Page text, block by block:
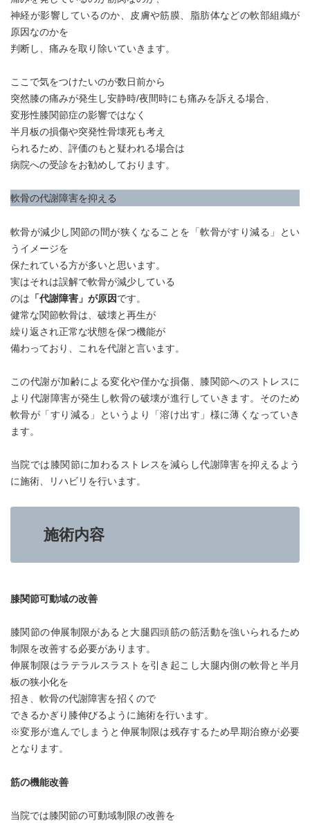
神経が影響しているのか、皮膚や筋膜、脂肪体などの軟部組織が
原因なのかを
判断し、痛みを取り除いていきます。
ここで気をつけたいのが数日前から
突然膝の痛みが発生し安静時/夜間時にも痛みを訴える場合、
変形性膝関節症の影響ではなく
半月板の損傷や突発性骨壊死も考え
られるため、評価のもと疑われる場合は
病院への受診をお勧めしております。
軟骨の代謝障害を抑える
軟骨が減少し関節の間が狭くなることを「軟骨がすり減る」とい
うイメージを
保たれている方が多いと思います。
実はそれは誤解で軟骨が減少している
のは 「代謝障害」が原因です。
健常な関節軟骨は、破壊と再生が
繰り返され正常な状態を保つ機能が
備わっており、これを代謝と言います。
この代謝が加齢による変化や僅かな損傷、膝関節へのストレスに
より代謝障害が発生し軟骨の破壊が進行していきます。そのため
軟骨が「すり減る」というより「溶け出す」様に薄くなっていき
ます。
当院では膝関節に加わるストレスを減らし代謝障害を抑えるよう
に施術、リハビリを行います。
施術内容
膝関節可動域の改善
膝関節の伸展制限があると大腿四頭筋の筋活動を強いられるため
制限を改善する必要があります。
伸展制限はラテラルスラストを引き起こし大腿内側の軟骨と半月
板の狭小化を
招き、軟骨の代謝障害を招くので
できるかぎり膝伸びるように施術を行います。
※変形が進んでしまうと伸展制限は残存するため早期治療が必要
となります。
筋の機能改善
当院では膝関節の可動域制限の改善を